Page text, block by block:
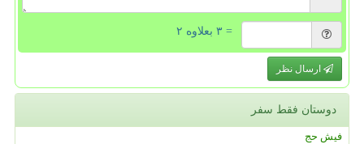
= ۳ بعلاوه ۲
ارسال نظر
دوستان فقط سفر
فیش حج